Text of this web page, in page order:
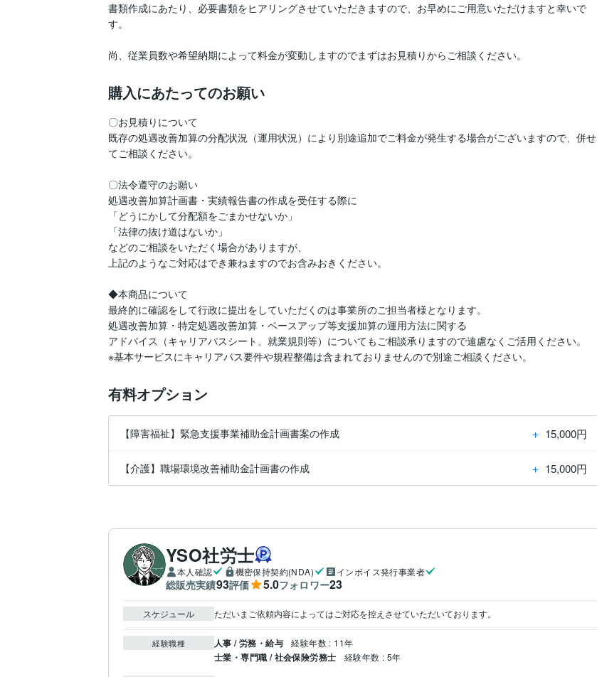
書類作成にあたり、必要書類をヒアリングさせていただきますので、お早めにご用意いただけますと幸いで
す。
尚、従業員数や希望納期によって料金が変動しますのでまずはお見積りからご相談ください。
購入にあたってのお願い
〇お見積りについて
既存の処遇改善加算の分配状況（運用状況）により別途追加でご料金が発生する場合がございますので、併せ
てご相談ください。
〇法令遵守のお願い
処遇改善加算計画書・実績報告書の作成を受任する際に
「どうにかして分配額をごまかせないか」
「法律の抜け道はないか」
などのご相談をいただく場合がありますが、
上記のようなご対応はでき兼ねますのでお含みおきください。
◆本商品について
最終的に確認をして行政に提出をしていただくのは事業所のご担当者様となります。
処遇改善加算・特定処遇改善加算・ベースアップ等支援加算の運用方法に関する
アドバイス（キャリアパスシート、就業規則等）についてもご相談承りますので遠慮なくご活用ください。
※基本サービスにキャリアパス要件や規程整備は含まれておりませんので別途ご相談ください。
有料オプション
【障害福祉】緊急支援事業補助金計画書案の作成 ＋ 15,000円
【介護】職場環境改善補助金計画書の作成 ＋ 15,000円
YSO社労士
本人確認 機密保持契約(NDA) インボイス発行事業者
総販売実績93評価 5.0フォロワー23
スケジュール ただいまご依頼内容によってはご対応を控えさせていただいております。
経験職種 人事 / 労務・給与 経験年数 : 11年
士業・専門職 / 社会保険労務士 経験年数 : 5年